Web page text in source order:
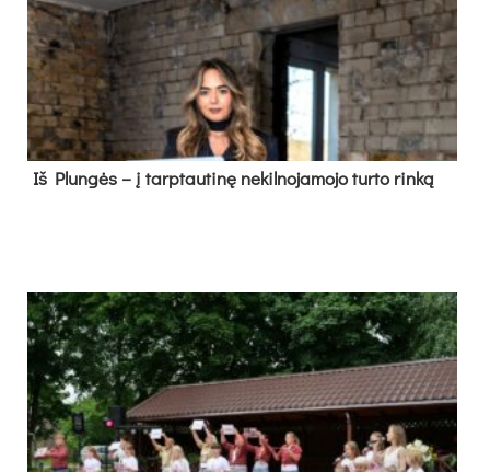
Iš Plungės – į tarptautinę nekilnojamojo turto rinką